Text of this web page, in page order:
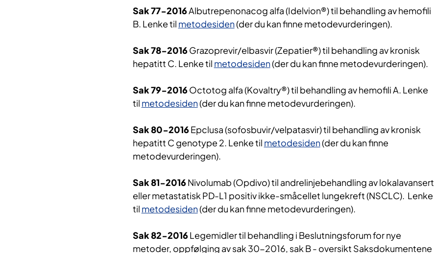
Sak 77-2016Albutrepenonacog alfa (Idelvion®) til behandling av hemofili
B. Lenke til metodesiden(der du kan finne metodevurderingen).
Sak 78-2016Grazoprevir/elbasvir (Zepatier®) til behandling av kronisk
hepatitt C. Lenke til metodesiden(der du kan finne metodevurderingen).
Sak 79-2016Octotog alfa (Kovaltry®) til behandling av hemofili A. Lenke
til metodesiden(der du kan finne metodevurderingen).
Sak 80-2016Epclusa (sofosbuvir/velpatasvir) til behandling av kronisk
hepatitt C genotype 2. Lenke til metodesiden(der du kan finne
metodevurderingen).
Sak 81-2016Nivolumab (Opdivo) til andrelinjebehandling av lokalavansert
eller metastatisk PD-L1 positiv ikke-småcellet lungekreft (NSCLC). Lenke
til metodesiden(der du kan finne metodevurderingen).
Sak 82-2016Legemidler til behandling i Beslutningsforum for nye
metoder, oppfølging av sak 30-2016, sak B - oversikt Saksdokumentene